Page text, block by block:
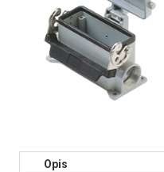
Opis